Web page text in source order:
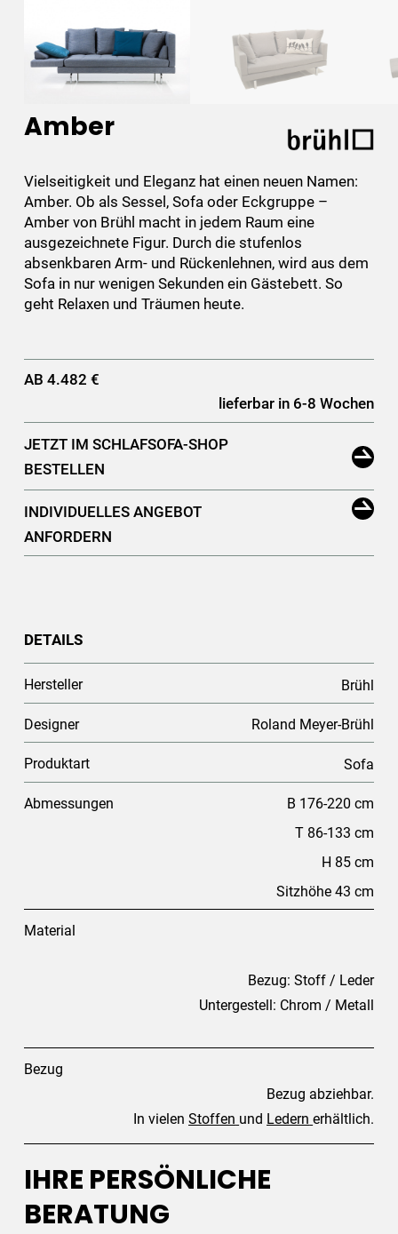
Amber
Vielseitigkeit und Eleganz hat einen neuen Namen:
Amber. Ob als Sessel, Sofa oder Eckgruppe –
Amber von Brühl macht in jedem Raum eine
ausgezeichnete Figur. Durch die stufenlos
absenkbaren Arm- und Rückenlehnen, wird aus dem
Sofa in nur wenigen Sekunden ein Gästebett. So
geht Relaxen und Träumen heute.
AB 4.482 €
lieferbar in 6-8 Wochen
JETZT IM SCHLAFSOFA-SHOP
BESTELLEN
INDIVIDUELLES ANGEBOT
ANFORDERN
DETAILS
Hersteller Brühl
Designer Roland Meyer-Brühl
Produktart Sofa
Abmessungen
B 176-220 cm
T 86-133 cm
H 85 cm
Sitzhöhe 43 cm
Material
Bezug: Stoff / Leder
Untergestell: Chrom / Metall
Bezug
Bezug abziehbar.
In vielenStoffen und Ledern erhältlich.
IHRE PERSÖNLICHE
BERATUNG